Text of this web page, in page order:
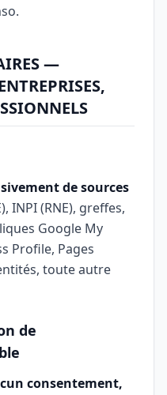
—
de sources
INPI (RNE), greffes,
Google My
Profile, Pages
toute autre
de
consentement,